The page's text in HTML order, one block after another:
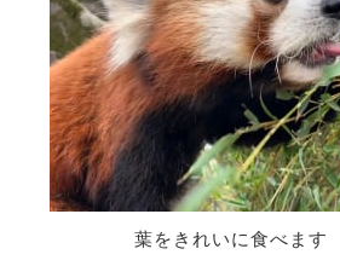
葉をきれいに食べます